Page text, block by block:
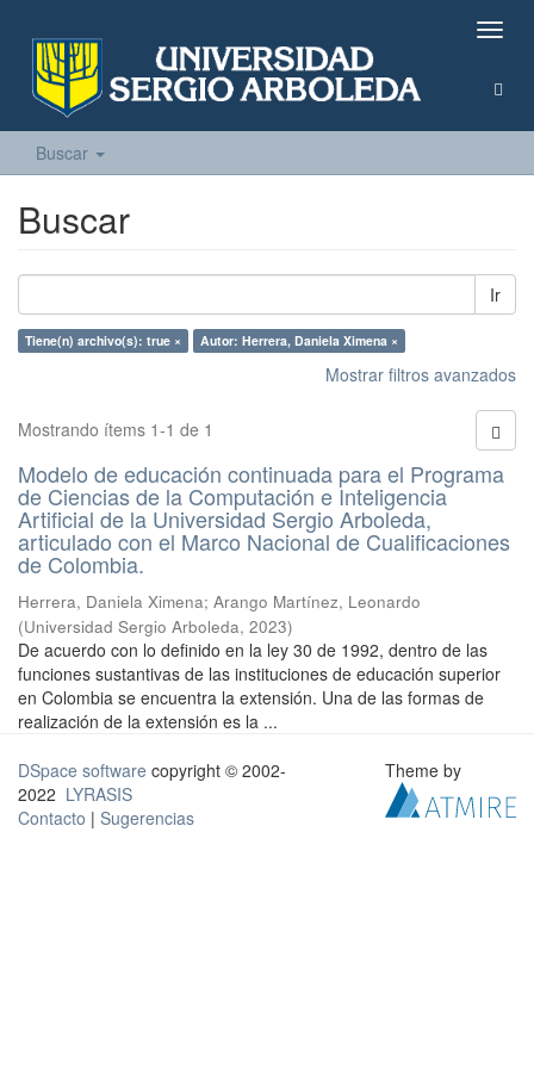
Buscar
Buscar
Ir
Tiene(n) archivo(s): true × Autor: Herrera, Daniela Ximena ×
Mostrar filtros avanzados
Mostrando ítems 1-1 de 1
Modelo de educación continuada para el Programa
de Ciencias de la Computación e Inteligencia
Artificial de la Universidad Sergio Arboleda,
articulado con el Marco Nacional de Cualificaciones
de Colombia.
Herrera, Daniela Ximena; Arango Martínez, Leonardo
(Universidad Sergio Arboleda, 2023)
De acuerdo con lo definido en la ley 30 de 1992, dentro de las
funciones sustantivas de las instituciones de educación superior
en Colombia se encuentra la extensión. Una de las formas de
realización de la extensión es la ...
DSpace software copyright © 2002-
2022 LYRASIS
Contacto | Sugerencias
Theme by